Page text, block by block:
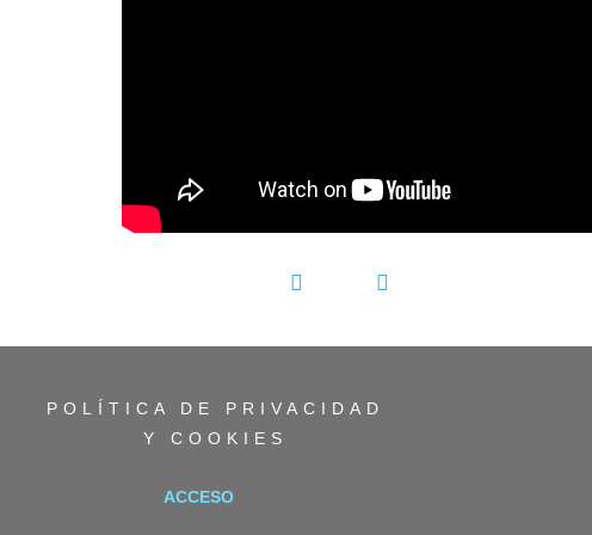
POLÍTICA DE PRIVACIDAD
Y COOKIES
ACCESO